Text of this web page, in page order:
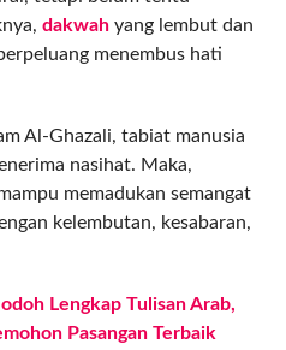
dakwah yang lembut dan
menembus hati
Al-Ghazali, tabiat manusia
nasihat. Maka,
memadukan semangat
kelembutan, kesabaran,
Lengkap Tulisan Arab,
Pasangan Terbaik